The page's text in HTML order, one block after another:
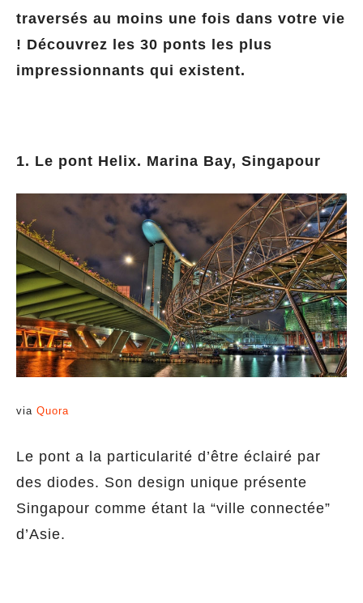
traversés au moins une fois dans votre vie
! Découvrez les 30 ponts les plus
impressionnants qui existent.
1. Le pont Helix. Marina Bay, Singapour
via Quora
Le pont a la particularité d’être éclairé par
des diodes. Son design unique présente
Singapour comme étant la “ville connectée”
d’Asie.